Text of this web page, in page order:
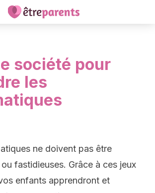
société pour
les
ne doivent pas être
fastidieuses. Grâce à ces jeux
enfants apprendront et